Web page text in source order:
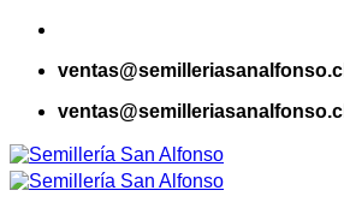
Saltar
contenidoventas@semilleriasanalfonso.cl
ventas@semilleriasanalfonso.cl